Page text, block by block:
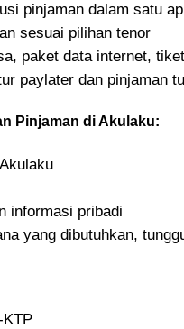
pinjaman dalam satu
sesuai pilihan tenor
paket data internet,
paylater dan pinjaman
Pinjaman di Akulaku:
informasi pribadi
yang dibutuhkan,